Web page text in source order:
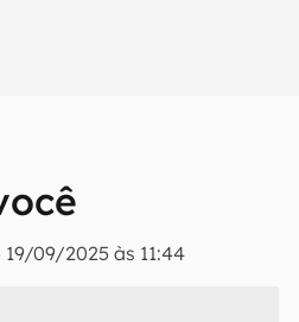
19/09/2025 às 11:44
primeira